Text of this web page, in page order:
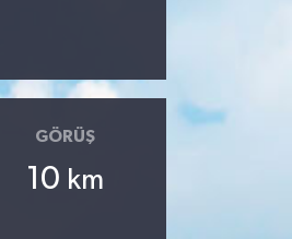
GÖRÜŞ
10 km